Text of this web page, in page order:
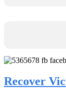
Recover